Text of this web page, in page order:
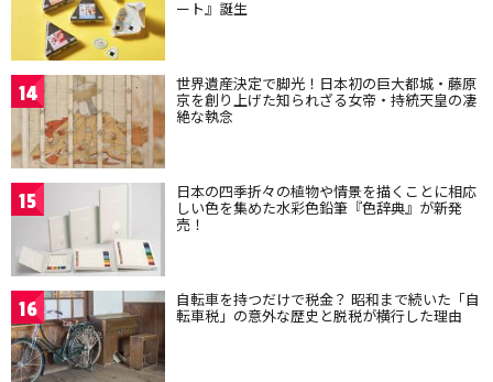
ート』誕生
14 世界遺産決定で脚光！日本初の巨大都城・藤原
京を創り上げた知られざる女帝・持統天皇の凄
絶な執念
15 日本の四季折々の植物や情景を描くことに相応
しい色を集めた水彩色鉛筆『色辞典』が新発
売！
16 自転車を持つだけで税金？ 昭和まで続いた「自
転車税」の意外な歴史と脱税が横行した理由